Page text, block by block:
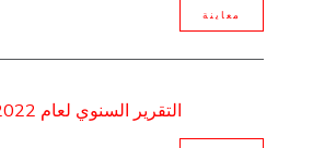
معاينة
التقرير السنوي لعام 2022 TEF